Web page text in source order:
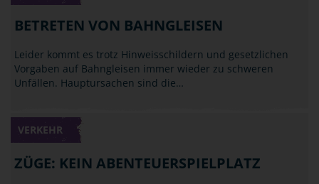
BETRETEN VON BAHNGLEISEN
Leider kommt es trotz Hinweisschildern und gesetzlichen
Vorgaben auf Bahngleisen immer wieder zu schweren
Unfällen. Hauptursachen sind die…
VERKEHR
ZÜGE: KEIN ABENTEUERSPIELPLATZ